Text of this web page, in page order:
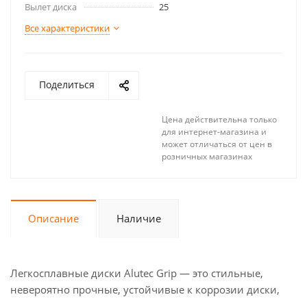
Вылет диска
25
Все характеристики
Поделиться
Цена действительна только
для интернет-магазина и
может отличаться от цен в
розничных магазинах
Описание Наличие
Легкосплавные диски Alutec Grip — это стильные,
невероятно прочные, устойчивые к коррозии диски,